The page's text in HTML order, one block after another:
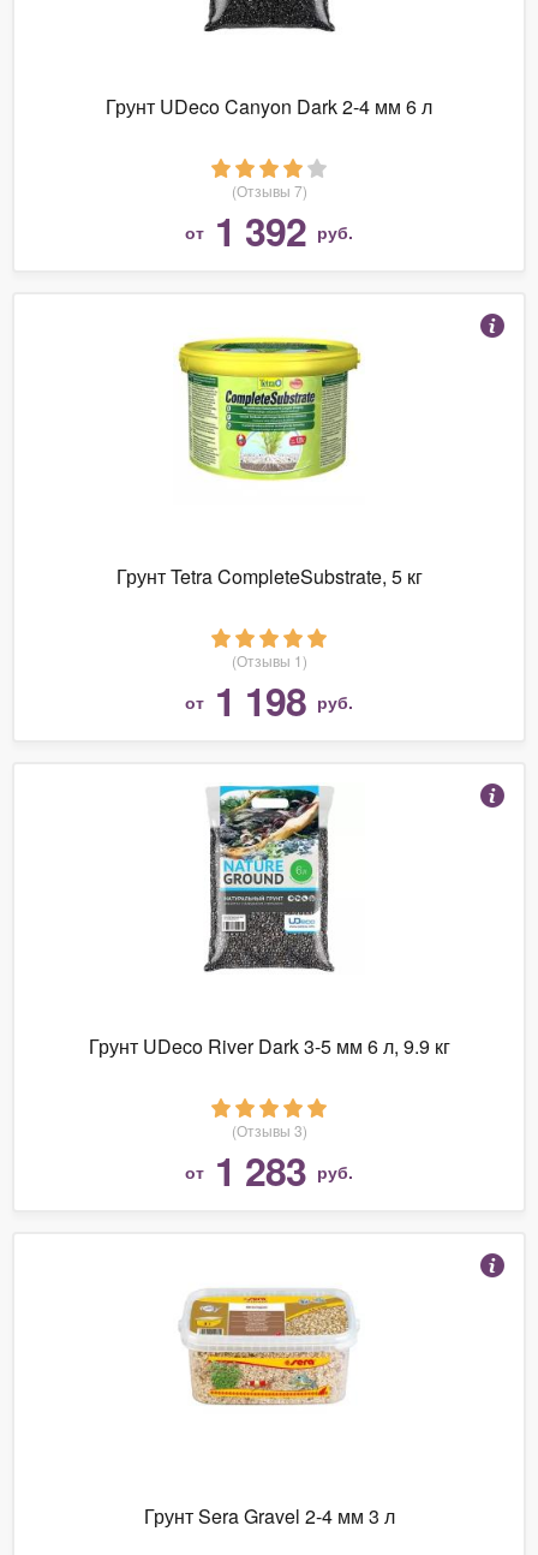
Грунт UDeco Canyon Dark 2-4 мм 6 л
(Отзывы 7)
от 1 392 руб.
Грунт Tetra CompleteSubstrate, 5 кг
(Отзывы 1)
от 1 198 руб.
Грунт UDeco River Dark 3-5 мм 6 л, 9.9 кг
(Отзывы 3)
от 1 283 руб.
Грунт Sera Gravel 2-4 мм 3 л